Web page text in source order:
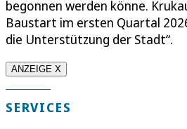
begonnen werden könne.
Baustart im ersten Quartal
die Unterstützung der Stadt“.
ANZEIGE X
SERVICES